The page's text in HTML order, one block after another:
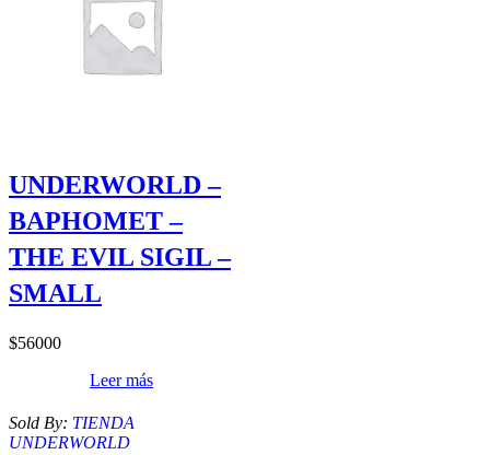
UNDERWORLD –
BAPHOMET –
THE EVIL SIGIL –
SMALL
$56000
Leer más
Sold By: TIENDA
UNDERWORLD